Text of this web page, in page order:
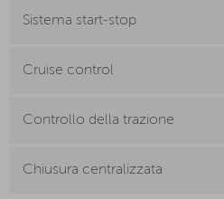
Sistema start-stop
Cruise control
Controllo della trazione
Chiusura centralizzata